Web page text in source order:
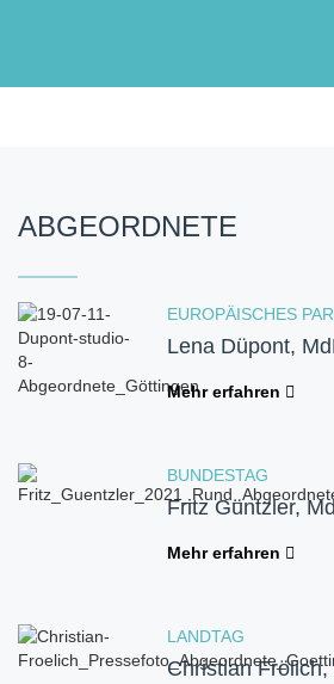
ABGEORDNETE
EUROPÄISCHES
Lena Düpont,
Mehr erfahren
BUNDESTAG
Fritz Güntzler,
Mehr erfahren
LANDTAG
Christian Frölich,